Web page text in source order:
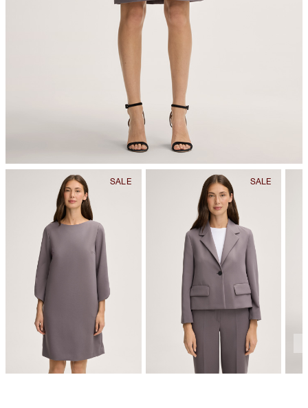
chemische Reinigung mit Perchlorethylen, schonend